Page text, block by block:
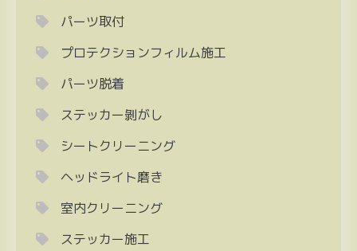
パーツ取付
プロテクションフィルム施工
パーツ脱着
ステッカー剝がし
シートクリーニング
ヘッドライト磨き
室内クリーニング
ステッカー施工